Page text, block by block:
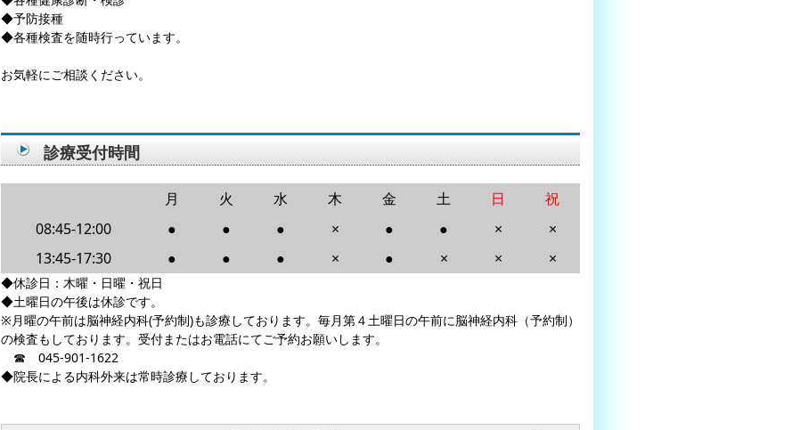
◆予防接種
◆各種検査を随時行っています。
お気軽にご相談ください。
診療受付時間
月 火 水 木 金 土 日
祝
08:45-12:00
● ● ● × ● ● ×
×
13:45-17:30
● ● ● × ● × × ×
◆休診日：木曜・日曜・祝日
◆土曜日の午後は休診です。
※月曜の午前は脳神経内科(予約制)も診療しております。毎月第４土曜日の午前に脳神経内科（予約制）
の検査もしております。受付またはお電話にてご予約お願いします。
☎ 045-901-1622
◆院長による内科外来は常時診療しております。